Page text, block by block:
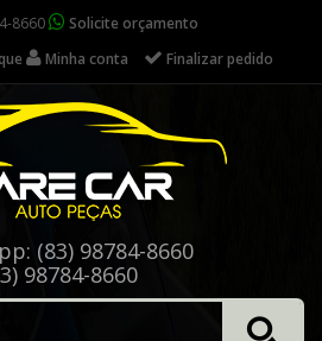
8660
Solicite orçamento
Minha conta Finalizar pedido
(83) 98784-8660
98784-8660